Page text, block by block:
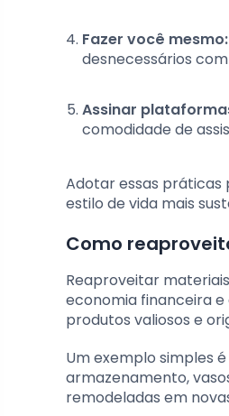
Fazer você mesmo:
desnecessários
Assinar
comodidade de
Adotar essas práticas
estilo de vida mais
Como
Reaproveitar
economia financeira
produtos valiosos e
Um exemplo simples
armazenamento,
remodeladas em